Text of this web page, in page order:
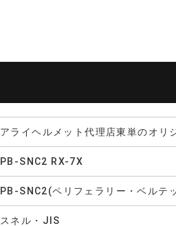
アライヘルメット代理店東単のオリ
PB-SNC2 RX-7X
PB-SNC2(ペリフェラリー・ベルテ
スネル・JIS